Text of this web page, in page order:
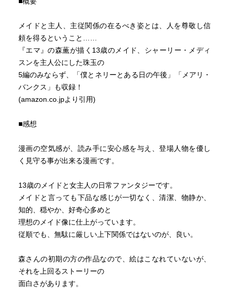
メイドと主人、主従関係の在るべき姿とは、人を尊敬し信
頼を得るということ……
『エマ』の森薫が描く13歳のメイド、シャーリー・メディ
スンを主人公にした珠玉の
5編のみならず、「僕とネリーとある日の午後」「メアリ・
バンクス」も収録！
(amazon.co.jpより引用)
■感想
漫画の空気感が、読み手に安心感を与え、登場人物を優し
く見守る事が出来る漫画です。
13歳のメイドと女主人の日常ファンタジーです。
メイドと言っても下品な感じが一切なく、清潔、物静か、
知的、穏やか、好奇心多めと
理想のメイド像に仕上がっています。
従順でも、無駄に厳しい上下関係ではないのが、良い。
森さんの初期の方の作品なので、絵はこなれていないが、
それを上回るストーリーの
面白さがあります。